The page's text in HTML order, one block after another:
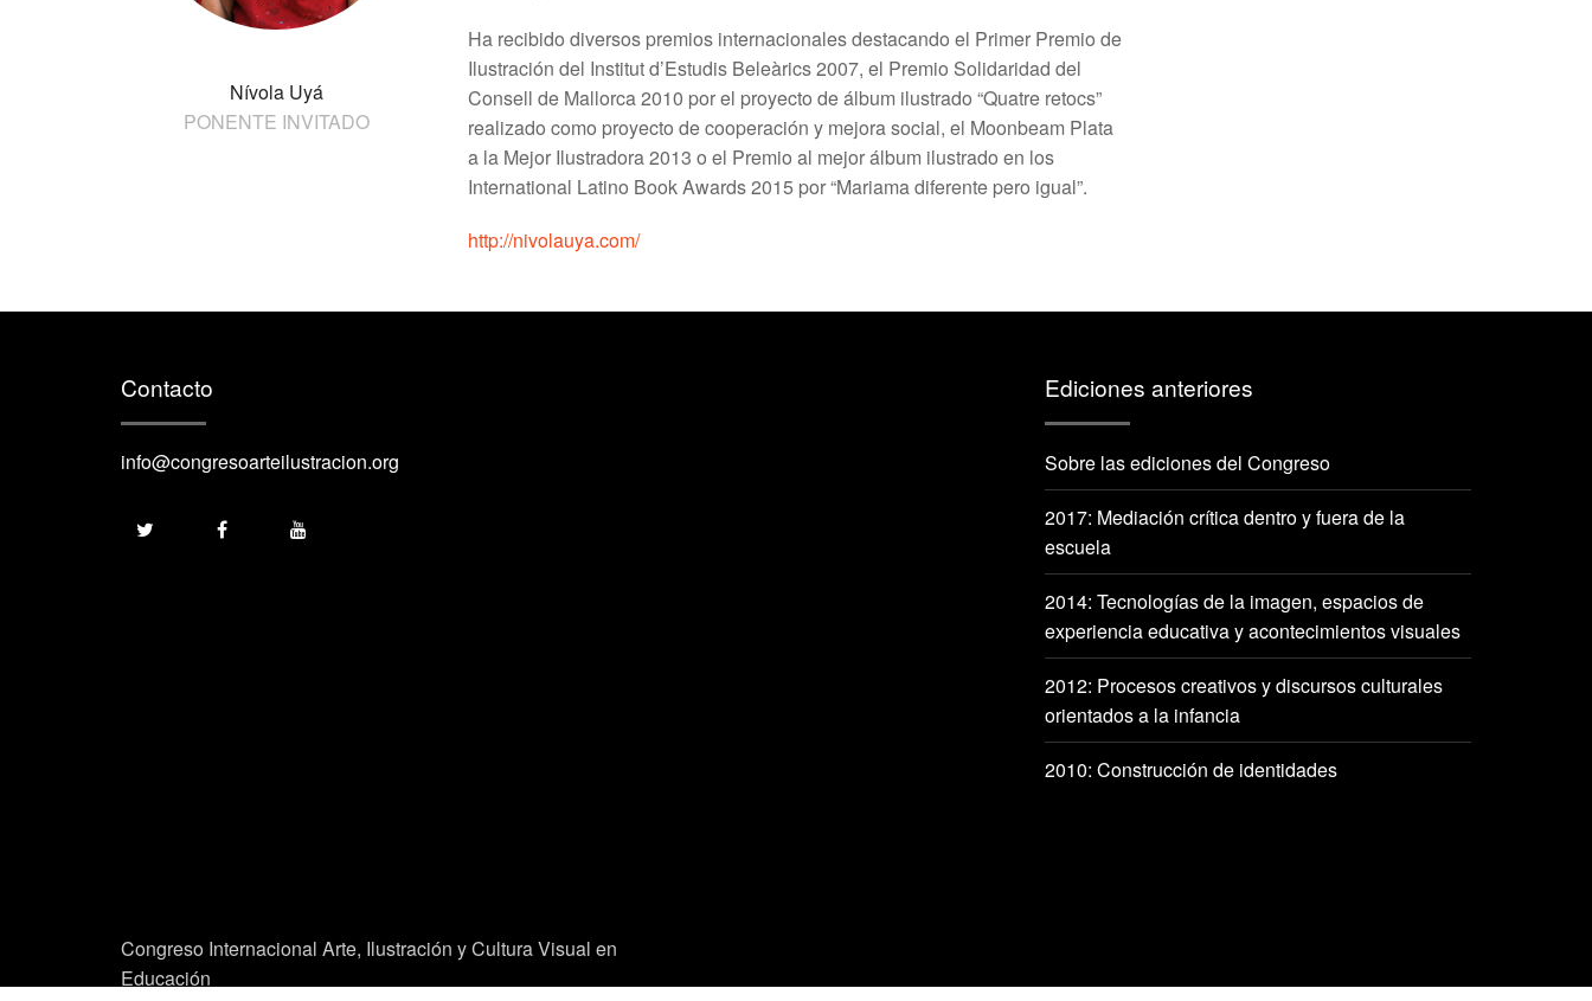
Nívola Uyá
PONENTE INVITADO
Ha recibido diversos premios internacionales destacando el Primer Premio de
Ilustración del Institut d’Estudis Beleàrics 2007, el Premio Solidaridad del
Consell de Mallorca 2010 por el proyecto de álbum ilustrado “Quatre retocs”
realizado como proyecto de cooperación y mejora social, el Moonbeam Plata
a la Mejor Ilustradora 2013 o el Premio al mejor álbum ilustrado en los
International Latino Book Awards 2015 por “Mariama diferente pero igual”.
http://nivolauya.com/
Contacto
info@congresoarteilustracion.org
Ediciones anteriores
Sobre las ediciones del Congreso
2017: Mediación crítica dentro y fuera de la
escuela
2014: Tecnologías de la imagen, espacios de
experiencia educativa y acontecimientos visuales
2012: Procesos creativos y discursos culturales
orientados a la infancia
2010: Construcción de identidades
Congreso Internacional Arte, Ilustración y Cultura Visual en
Educación